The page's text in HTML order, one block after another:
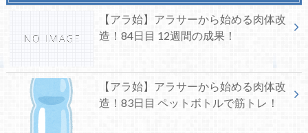
【アラ始】アラサーから始める肉体改
造！84日目 12週間の成果！
【アラ始】アラサーから始める肉体改
造！83日目 ペットボトルで筋トレ！